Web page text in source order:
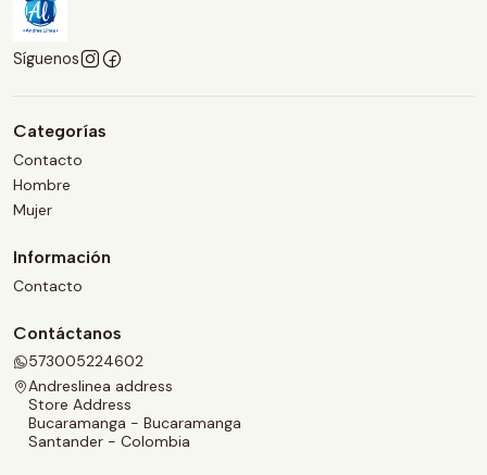
Síguenos
Categorías
Contacto
Hombre
Mujer
Información
Contacto
Contáctanos
573005224602
Andreslinea address
Store Address
Bucaramanga - Bucaramanga
Santander - Colombia